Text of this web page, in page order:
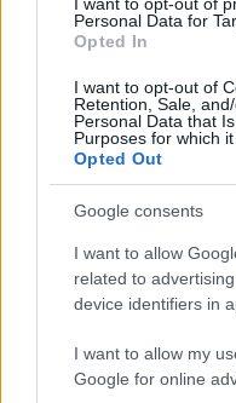
Personal Data for
Opted In
I want to opt-out of
Retention, Sale,
Personal Data that
Purposes for which it
Opted Out
Google consents
I want to allow
related to
device identifiers in
I want to allow my
Google for online
Julho de
$
Agosto de
$
0,3305
$
Setembro
de 2022
$
0,3239
$
Outubro
de 2022
$
0,3271
$
Novembro
de 2022
0,3304